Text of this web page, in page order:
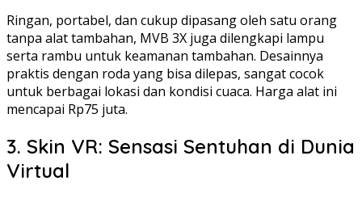
Ringan, portabel, dan cukup dipasang oleh satu orang
tanpa alat tambahan, MVB 3X juga dilengkapi lampu
serta rambu untuk keamanan tambahan. Desainnya
praktis dengan roda yang bisa dilepas, sangat cocok
untuk berbagai lokasi dan kondisi cuaca. Harga alat ini
mencapai Rp75 juta.
3. Skin VR: Sensasi Sentuhan di Dunia
Virtual